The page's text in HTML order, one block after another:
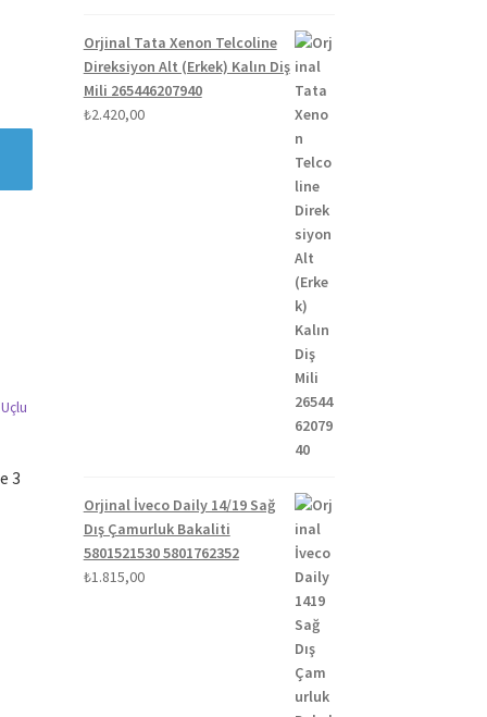
3
Orjinal Tata Xenon Telcoline
Direksiyon Alt (Erkek) Kalın Diş
Mili 265446207940
₺2.420,00
Orjinal İveco Daily 14/19 Sağ
Dış Çamurluk Bakaliti
5801521530 5801762352
₺1.815,00